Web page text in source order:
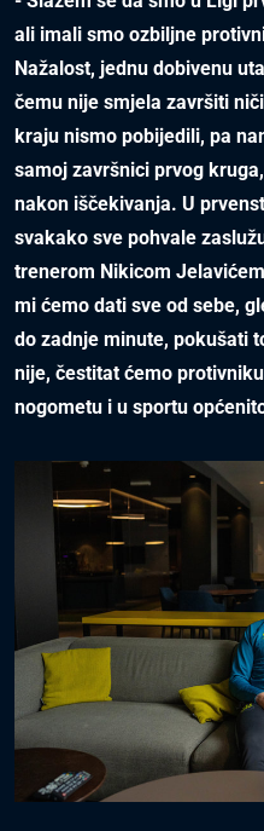
ali imali smo ozbiljne
Nažalost, jednu dobivenu
čemu nije smjela završiti
kraju nismo pobijedili, pa
samoj završnici prvog
nakon iščekivanja. U
svakako sve pohvale
trenerom Nikicom
mi ćemo dati sve od sebe,
do zadnje minute, pokušati
nije, čestitat ćemo
nogometu i u sportu